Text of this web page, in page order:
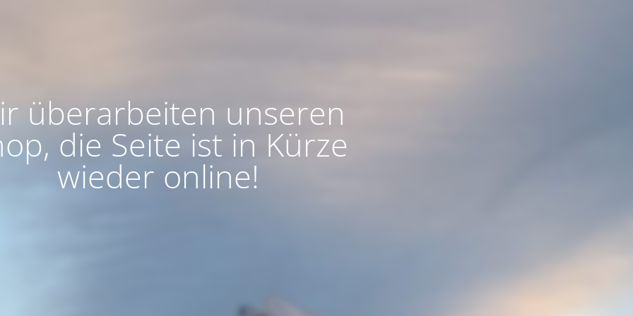
überarbeiten unseren
die Seite ist in Kürze
wieder online!